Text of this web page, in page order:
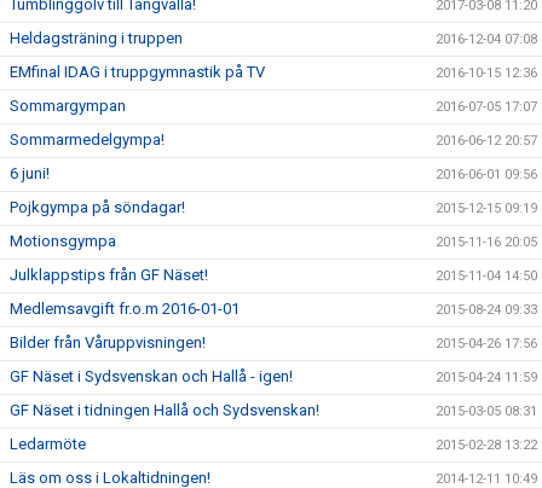
Tumblinggolv till Tångvalla! 2017-03-08 11:20
Heldagsträning i truppen 2016-12-04 07:08
EMfinal IDAG i truppgymnastik på TV 2016-10-15 12:36
Sommargympan 2016-07-05 17:07
Sommarmedelgympa! 2016-06-12 20:57
6 juni! 2016-06-01 09:56
Pojkgympa på söndagar! 2015-12-15 09:19
Motionsgympa 2015-11-16 20:05
Julklappstips från GF Näset! 2015-11-04 14:50
Medlemsavgift fr.o.m 2016-01-01 2015-08-24 09:33
Bilder från Våruppvisningen! 2015-04-26 17:56
GF Näset i Sydsvenskan och Hallå - igen! 2015-04-24 11:59
GF Näset i tidningen Hallå och Sydsvenskan! 2015-03-05 08:31
Ledarmöte 2015-02-28 13:22
Läs om oss i Lokaltidningen! 2014-12-11 10:49